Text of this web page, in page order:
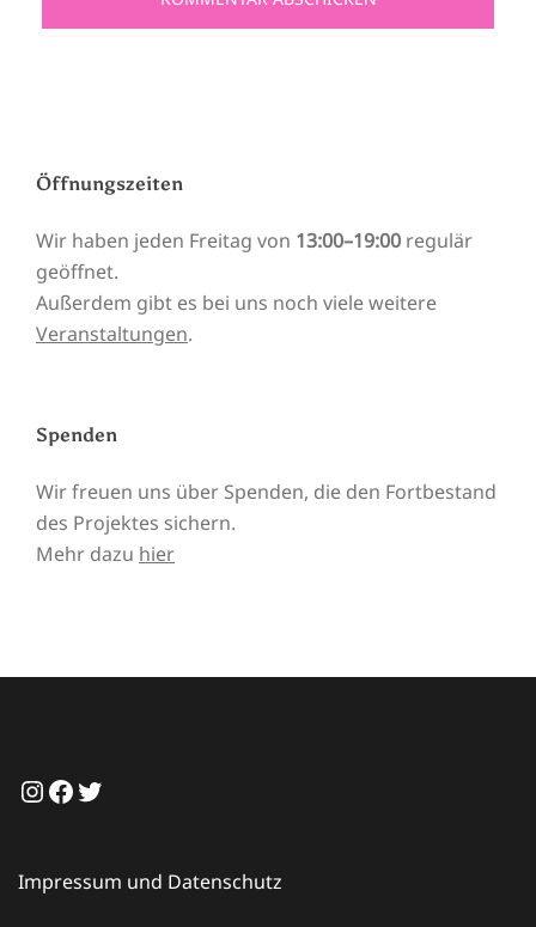
Öffnungszeiten
Wir haben jeden Freitag von 13:00–19:00 regulär
geöffnet.
Außerdem gibt es bei uns noch viele weitere
Veranstaltungen.
Spenden
Wir freuen uns über Spenden, die den Fortbestand
des Projektes sichern.
Mehr dazu hier
Instagram
Facebook
Twitter
Impressum und Datenschutz